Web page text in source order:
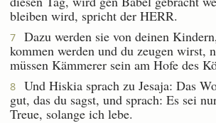
bleiben wird, spricht der HERR.
7
Dazu werden sie von deinen
kommen werden und du zeugen wirst,
müssen Kämmerer sein am Hofe des
8
Und Hiskia sprach zu Jesaja: Das
gut, das du sagst, und sprach: Es sei
Treue, solange ich lebe.